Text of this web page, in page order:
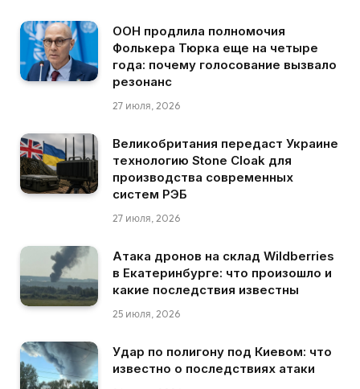
ООН продлила полномочия
Фолькера Тюрка еще на четыре
года: почему голосование вызвало
резонанс
27 июля, 2026
Великобритания передаст Украине
технологию Stone Cloak для
производства современных
систем РЭБ
27 июля, 2026
Атака дронов на склад Wildberries
в Екатеринбурге: что произошло и
какие последствия известны
25 июля, 2026
Удар по полигону под Киевом: что
известно о последствиях атаки